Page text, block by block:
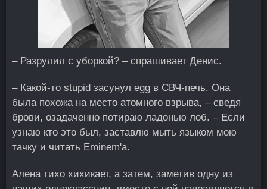
– Разрулил с уборкой? – спрашивает Денис.
– Какой-то stupid засунул egg в СВЧ-печь. Она
была похожа на место атомного взрыва, – сведя
брови, озадаченно потираю ладонью лоб. – Если
узнаю кто это был, заставлю мыть языком мою
тачку и читать Eminem'а.
Алена тихо хихикает, а затем, заметив одну из